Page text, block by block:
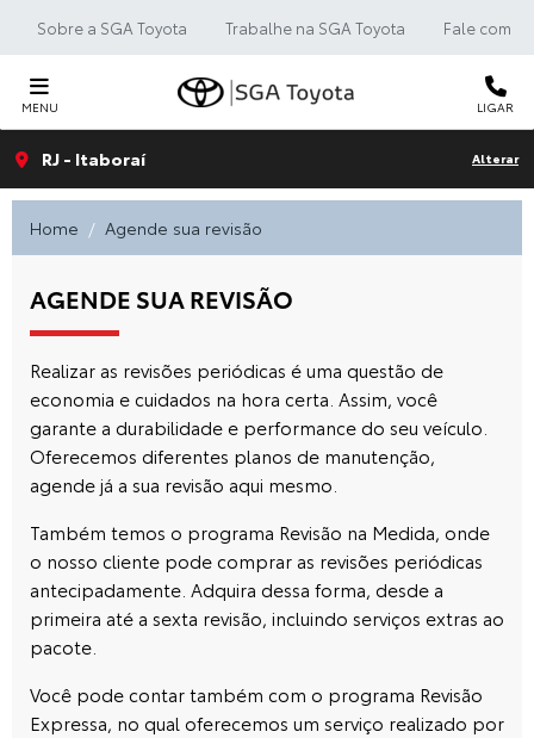
Sobre a SGA Toyota Trabalhe na SGA Toyota Fale com a
MENU LIGAR
RJ - Itaboraí Alterar
Home Agende sua revisão
AGENDE SUA REVISÃO
Realizar as revisões periódicas é uma questão de
economia e cuidados na hora certa. Assim, você
garante a durabilidade e performance do seu veículo.
Oferecemos diferentes planos de manutenção,
agende já a sua revisão aqui mesmo.
Também temos o programa Revisão na Medida, onde
o nosso cliente pode comprar as revisões periódicas
antecipadamente. Adquira dessa forma, desde a
primeira até a sexta revisão, incluindo serviços extras ao
pacote.
Você pode contar também com o programa Revisão
Expressa, no qual oferecemos um serviço realizado por